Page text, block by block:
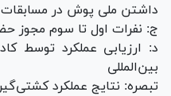
داشتن ملی پوش در مسابقات
ج: نفرات اول تا سوم مجوز
د: ارزیابی عملکرد توسط
بین‌المللی
تبصره: نتایج عملکرد